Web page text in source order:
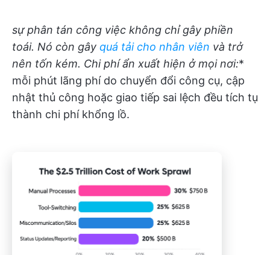
sự phân tán công việc không chỉ gây phiền
toái. Nó còn gây quá tải cho nhân viên và trở
nên tốn kém. Chi phí ẩn xuất hiện ở mọi nơi:*
mỗi phút lãng phí do chuyển đổi công cụ, cập
nhật thủ công hoặc giao tiếp sai lệch đều tích tụ
thành chi phí khổng lồ.